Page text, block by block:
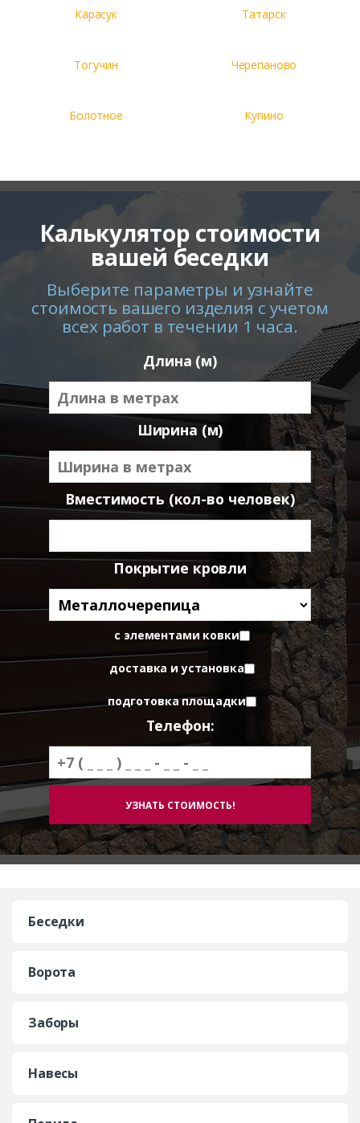
Карасук Татарск
Тогучин Черепаново
Болотное Купино
Калькулятор стоимости
вашей беседки
Выберите параметры и узнайте
стоимость вашего изделия с учетом
всех работ в течении 1 часа.
Длина (м)
Ширина (м)
Вместимость (кол-во человек)
Покрытие кровли
с элементами ковки
доставка и установка
подготовка площадки
Телефон:
Беседки
Ворота
Заборы
Навесы